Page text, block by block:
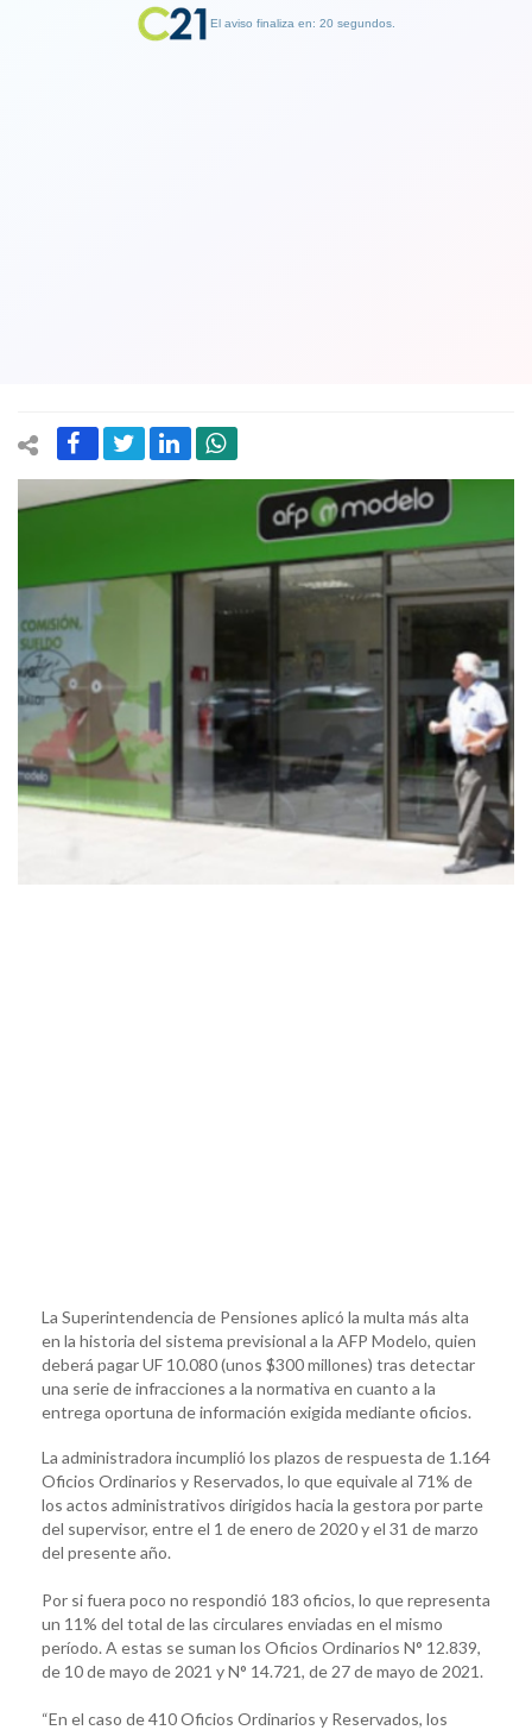
La Superintendencia de Pensiones aplicó la multa más alta
en la historia del sistema previsional a la AFP Modelo, quien
deberá pagar UF 10.080 (unos $300 millones) tras detectar
una serie de infracciones a la normativa en cuanto a la
entrega oportuna de información exigida mediante oficios.
La administradora incumplió los plazos de respuesta de 1.164
Oficios Ordinarios y Reservados, lo que equivale al 71% de
los actos administrativos dirigidos hacia la gestora por parte
del supervisor, entre el 1 de enero de 2020 y el 31 de marzo
del presente año.
Por si fuera poco no respondió 183 oficios, lo que representa
un 11% del total de las circulares enviadas en el mismo
período. A estas se suman los Oficios Ordinarios N° 12.839,
de 10 de mayo de 2021 y N° 14.721, de 27 de mayo de 2021.
“En el caso de 410 Oficios Ordinarios y Reservados, los
El aviso finaliza en: 19 segundos.